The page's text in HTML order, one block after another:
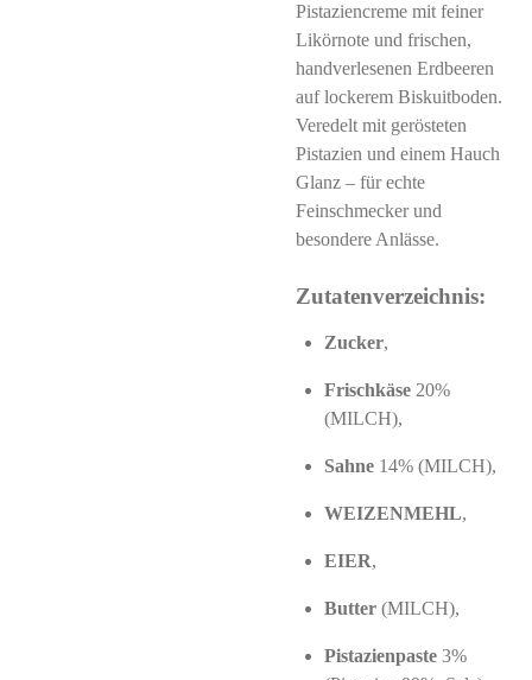
Pistaziencreme mit feiner
Likörnote und frischen,
handverlesenen Erdbeeren
auf lockerem Biskuitboden.
Veredelt mit gerösteten
Pistazien und einem Hauch
Glanz – für echte
Feinschmecker und
besondere Anlässe.
Zutatenverzeichnis:
Zucker,
Frischkäse 20%
(MILCH),
Sahne 14% (MILCH),
WEIZENMEHL,
EIER,
Butter (MILCH),
Pistazienpaste 3%